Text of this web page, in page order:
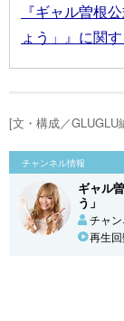
『ギャル曽根
ょう」』に関
[文・構成／GLUGLU
チャンネル情報
ギャル
う」
チャ
再生